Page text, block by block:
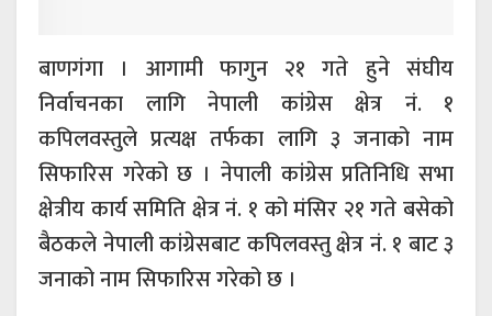
बाणगंगा । आगामी फागुन २१ गते हुने संघीय
निर्वाचनका लागि नेपाली कांग्रेस क्षेत्र नं. १
कपिलवस्तुले प्रत्यक्ष तर्फका लागि ३ जनाको नाम
सिफारिस गरेको छ । नेपाली कांग्रेस प्रतिनिधि सभा
क्षेत्रीय कार्य समिति क्षेत्र नं. १ को मंसिर २१ गते बसेको
बैठकले नेपाली कांग्रेसबाट कपिलवस्तु क्षेत्र नं. १ बाट ३
जनाको नाम सिफारिस गरेको छ ।